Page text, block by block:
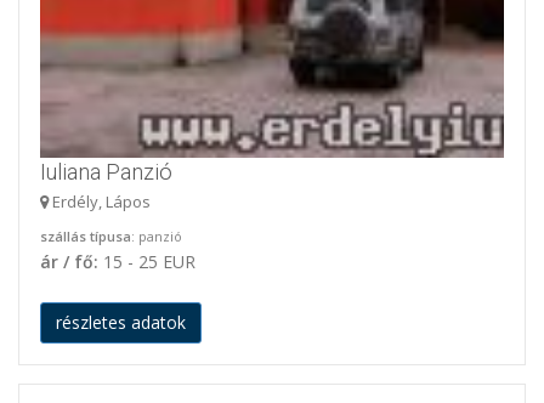
Iuliana Panzió
Erdély, Lápos
szállás típusa: panzió
ár / fő: 15 - 25 EUR
részletes adatok